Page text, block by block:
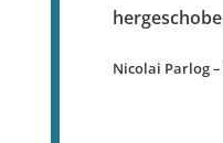
Nicolai Parlog